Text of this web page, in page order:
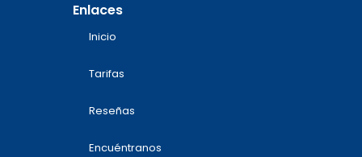
Enlaces
Inicio
Tarifas
Reseñas
Encuéntranos